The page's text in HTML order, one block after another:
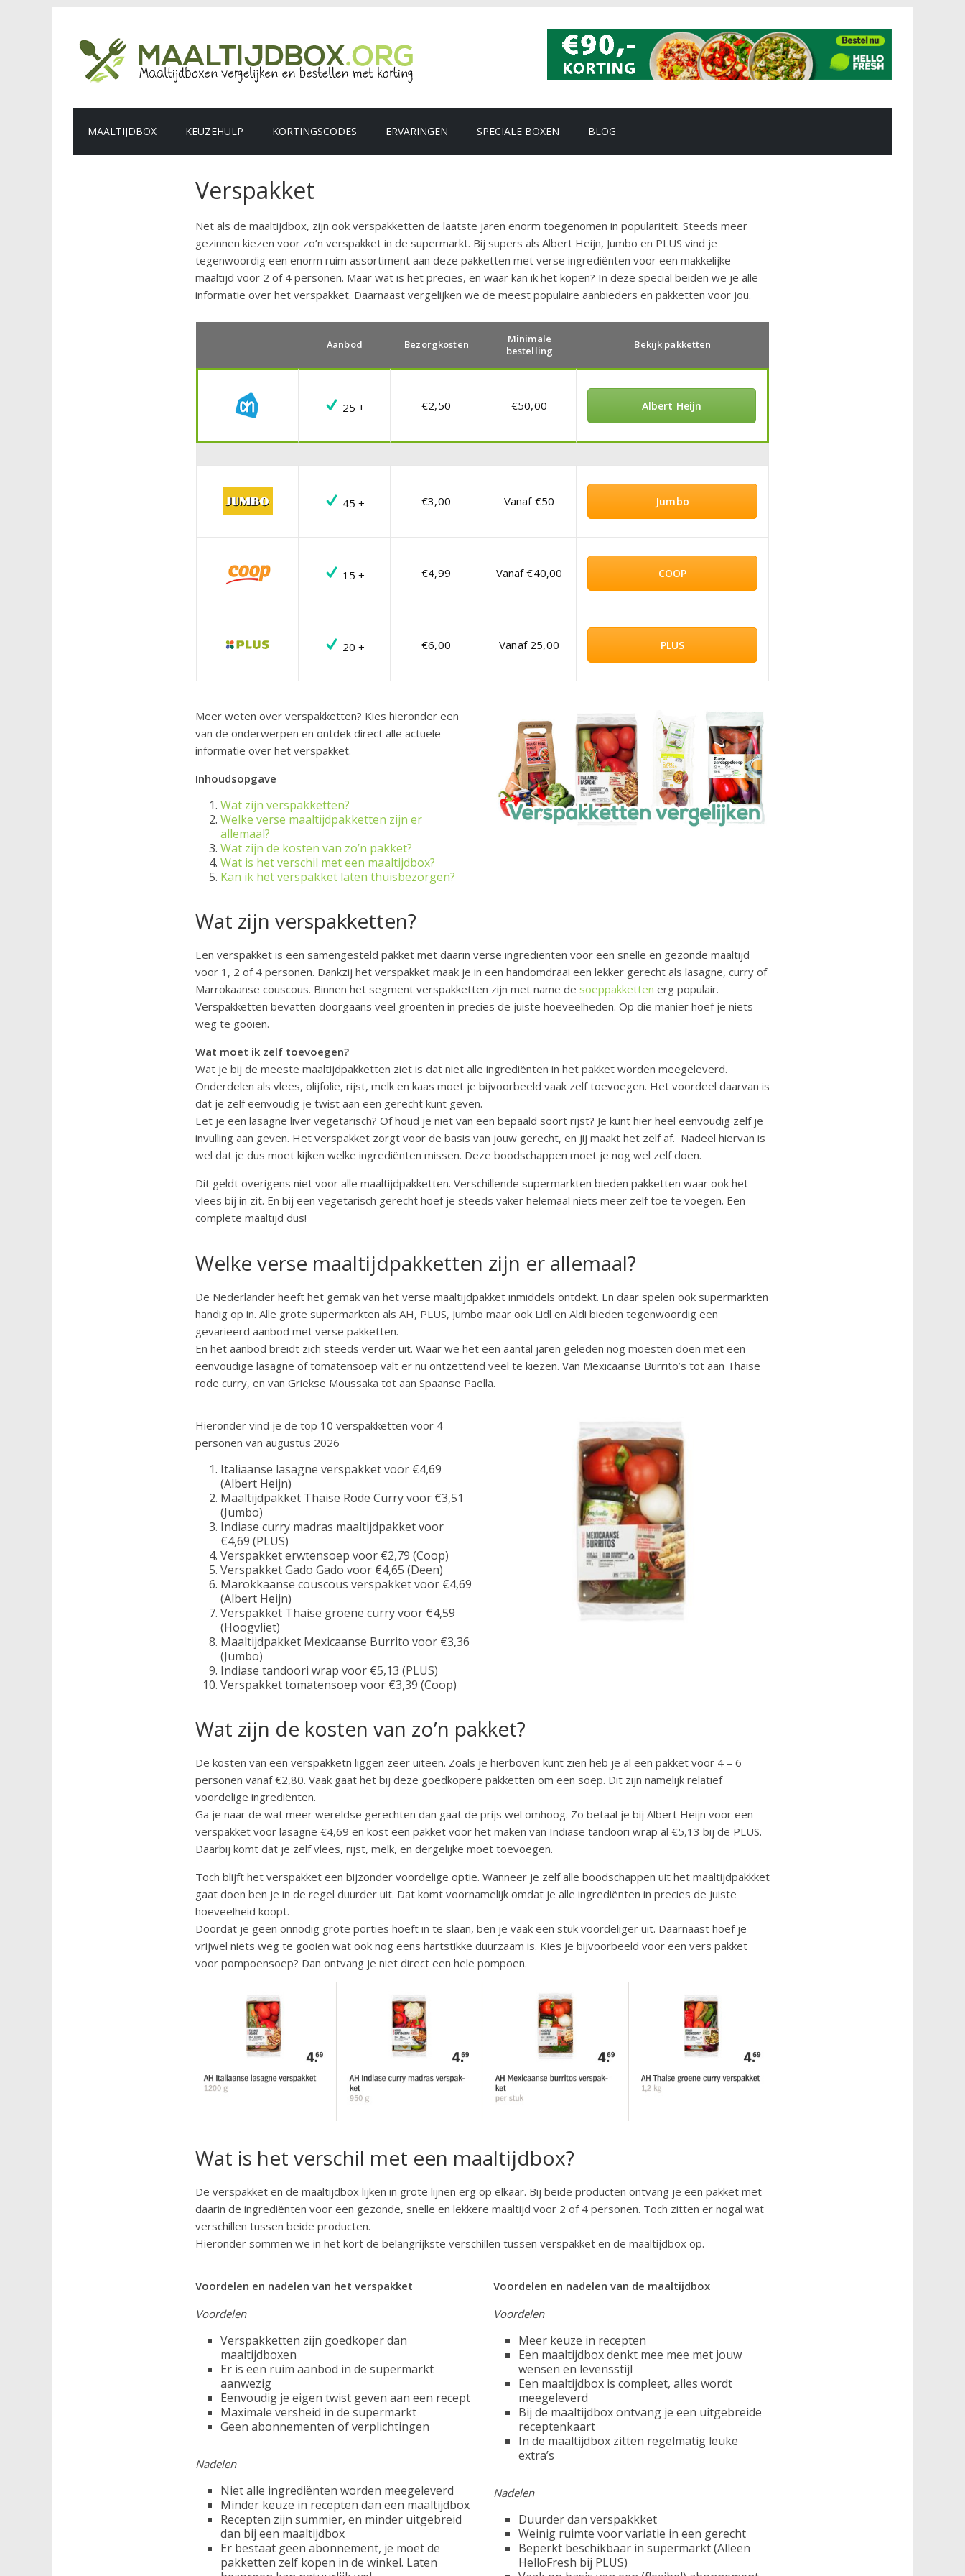
MAALTIJDBOX KEUZEHULP KORTINGSCODES ERVARINGEN SPECIALE BOXEN BLOG
Verspakket
Net als de maaltijdbox, zijn ook verspakketten de laatste jaren enorm toegenomen in populariteit. Steeds meer
gezinnen kiezen voor zo’n verspakket in de supermarkt. Bij supers als Albert Heijn, Jumbo en PLUS vind je
tegenwoordig een enorm ruim assortiment aan deze pakketten met verse ingrediënten voor een makkelijke
maaltijd voor 2 of 4 personen. Maar wat is het precies, en waar kan ik het kopen? In deze special beiden we je alle
informatie over het verspakket. Daarnaast vergelijken we de meest populaire aanbieders en pakketten voor jou.
Aanbod Bezorgkosten
Minimale
bestelling
Bekijk pakketten
25 + €2,50 €50,00 Albert Heijn
45 + €3,00 Vanaf €50 Jumbo
15 + €4,99 Vanaf €40,00 COOP
20 + €6,00 Vanaf 25,00 PLUS
Meer weten over verspakketten? Kies hieronder een
van de onderwerpen en ontdek direct alle actuele
informatie over het verspakket.
Inhoudsopgave
Wat zijn verspakketten?
Welke verse maaltijdpakketten zijn er
allemaal?
Wat zijn de kosten van zo’n pakket?
Wat is het verschil met een maaltijdbox?
Kan ik het verspakket laten thuisbezorgen?
Wat zijn verspakketten?
Een verspakket is een samengesteld pakket met daarin verse ingrediënten voor een snelle en gezonde maaltijd
voor 1, 2 of 4 personen. Dankzij het verspakket maak je in een handomdraai een lekker gerecht als lasagne, curry of
Marrokaanse couscous. Binnen het segment verspakketten zijn met name de soeppakketten erg populair.
Verspakketten bevatten doorgaans veel groenten in precies de juiste hoeveelheden. Op die manier hoef je niets
weg te gooien.
Wat moet ik zelf toevoegen?
Wat je bij de meeste maaltijdpakketten ziet is dat niet alle ingrediënten in het pakket worden meegeleverd.
Onderdelen als vlees, olijfolie, rijst, melk en kaas moet je bijvoorbeeld vaak zelf toevoegen. Het voordeel daarvan is
dat je zelf eenvoudig je twist aan een gerecht kunt geven.
Eet je een lasagne liver vegetarisch? Of houd je niet van een bepaald soort rijst? Je kunt hier heel eenvoudig zelf je
invulling aan geven. Het verspakket zorgt voor de basis van jouw gerecht, en jij maakt het zelf af. Nadeel hiervan is
wel dat je dus moet kijken welke ingrediënten missen. Deze boodschappen moet je nog wel zelf doen.
Dit geldt overigens niet voor alle maaltijdpakketten. Verschillende supermarkten bieden pakketten waar ook het
vlees bij in zit. En bij een vegetarisch gerecht hoef je steeds vaker helemaal niets meer zelf toe te voegen. Een
complete maaltijd dus!
Welke verse maaltijdpakketten zijn er allemaal?
De Nederlander heeft het gemak van het verse maaltijdpakket inmiddels ontdekt. En daar spelen ook supermarkten
handig op in. Alle grote supermarkten als AH, PLUS, Jumbo maar ook Lidl en Aldi bieden tegenwoordig een
gevarieerd aanbod met verse pakketten.
En het aanbod breidt zich steeds verder uit. Waar we het een aantal jaren geleden nog moesten doen met een
eenvoudige lasagne of tomatensoep valt er nu ontzettend veel te kiezen. Van Mexicaanse Burrito’s tot aan Thaise
rode curry, en van Griekse Moussaka tot aan Spaanse Paella.
Hieronder vind je de top 10 verspakketten voor 4
personen van augustus 2026
Italiaanse lasagne verspakket voor €4,69
(Albert Heijn)
Maaltijdpakket Thaise Rode Curry voor €3,51
(Jumbo)
Indiase curry madras maaltijdpakket voor
€4,69 (PLUS)
Verspakket erwtensoep voor €2,79 (Coop)
Verspakket Gado Gado voor €4,65 (Deen)
Marokkaanse couscous verspakket voor €4,69
(Albert Heijn)
Verspakket Thaise groene curry voor €4,59
(Hoogvliet)
Maaltijdpakket Mexicaanse Burrito voor €3,36
(Jumbo)
Indiase tandoori wrap voor €5,13 (PLUS)
Verspakket tomatensoep voor €3,39 (Coop)
Wat zijn de kosten van zo’n pakket?
De kosten van een verspakketn liggen zeer uiteen. Zoals je hierboven kunt zien heb je al een pakket voor 4 – 6
personen vanaf €2,80. Vaak gaat het bij deze goedkopere pakketten om een soep. Dit zijn namelijk relatief
voordelige ingrediënten.
Ga je naar de wat meer wereldse gerechten dan gaat de prijs wel omhoog. Zo betaal je bij Albert Heijn voor een
verspakket voor lasagne €4,69 en kost een pakket voor het maken van Indiase tandoori wrap al €5,13 bij de PLUS.
Daarbij komt dat je zelf vlees, rijst, melk, en dergelijke moet toevoegen.
Toch blijft het verspakket een bijzonder voordelige optie. Wanneer je zelf alle boodschappen uit het maaltijdpakkket
gaat doen ben je in de regel duurder uit. Dat komt voornamelijk omdat je alle ingrediënten in precies de juiste
hoeveelheid koopt.
Doordat je geen onnodig grote porties hoeft in te slaan, ben je vaak een stuk voordeliger uit. Daarnaast hoef je
vrijwel niets weg te gooien wat ook nog eens hartstikke duurzaam is. Kies je bijvoorbeeld voor een vers pakket
voor pompoensoep? Dan ontvang je niet direct een hele pompoen.
Wat is het verschil met een maaltijdbox?
De verspakket en de maaltijdbox lijken in grote lijnen erg op elkaar. Bij beide producten ontvang je een pakket met
daarin de ingrediënten voor een gezonde, snelle en lekkere maaltijd voor 2 of 4 personen. Toch zitten er nogal wat
verschillen tussen beide producten.
Hieronder sommen we in het kort de belangrijkste verschillen tussen verspakket en de maaltijdbox op.
Voordelen en nadelen van het verspakket
Voordelen
Verspakketten zijn goedkoper dan
maaltijdboxen
Er is een ruim aanbod in de supermarkt
aanwezig
Eenvoudig je eigen twist geven aan een recept
Maximale versheid in de supermarkt
Geen abonnementen of verplichtingen
Nadelen
Niet alle ingrediënten worden meegeleverd
Minder keuze in recepten dan een maaltijdbox
Recepten zijn summier, en minder uitgebreid
dan bij een maaltijdbox
Er bestaat geen abonnement, je moet de
pakketten zelf kopen in de winkel. Laten
Voordelen en nadelen van de maaltijdbox
Voordelen
Meer keuze in recepten
Een maaltijdbox denkt mee mee met jouw
wensen en levensstijl
Een maaltijdbox is compleet, alles wordt
meegeleverd
Bij de maaltijdbox ontvang je een uitgebreide
receptenkaart
In de maaltijdbox zitten regelmatig leuke
extra’s
Nadelen
Duurder dan verspakkket
Weinig ruimte voor variatie in een gerecht
Beperkt beschikbaar in supermarkt (Alleen
HelloFresh bij PLUS)